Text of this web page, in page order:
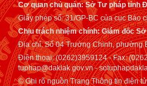
Cơ quan chủ quản: Sở Tư pháp tỉnh
Giấy phép số: 31/GP-BC của cục Báo
Chịu trách nhiệm chính: Giám đốc
Địa chỉ: Số 04 Trường Chinh, phường
Điện thoại: (0262)3959124 - Fax:
tuphap@daklak.gov.vn -
© Ghi rõ nguồn Trang Thông tin điện